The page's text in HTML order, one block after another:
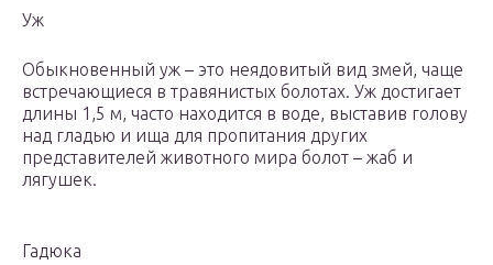
Уж
Обыкновенный уж – это неядовитый вид змей, чаще
встречающиеся в травянистых болотах. Уж достигает
длины 1,5 м, часто находится в воде, выставив голову
над гладью и ища для пропитания других
представителей животного мира болот – жаб и
лягушек.
Гадюка